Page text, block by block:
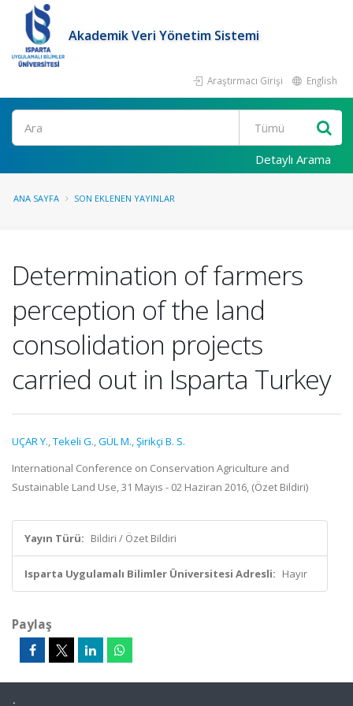
Akademik Veri Yönetim Sistemi
Araştırmacı Girişi English
Ara
Detaylı Arama
ANA SAYFA SON EKLENEN YAYINLAR
Determination of farmers
perception of the land
consolidation projects
carried out in Isparta Turkey
UÇAR Y.,Tekeli G.,GÜL M.,Şirikçi B. S.
International Conference on Conservation Agriculture and
Sustainable Land Use, 31 Mayıs - 02 Haziran 2016, (Özet Bildiri)
Yayın Türü: Bildiri / Özet Bildiri
Isparta Uygulamalı Bilimler Üniversitesi Adresli: Hayır
Paylaş